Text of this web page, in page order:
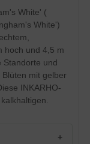
zugespitzt,
Blüten mit
5 cm groß
White' (
White')
hoch und 4,5 m
Standorte und
mit gelber
INKARHO-